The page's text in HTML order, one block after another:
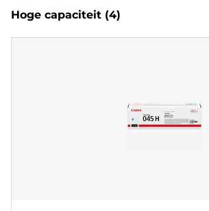
Hoge capaciteit (4)